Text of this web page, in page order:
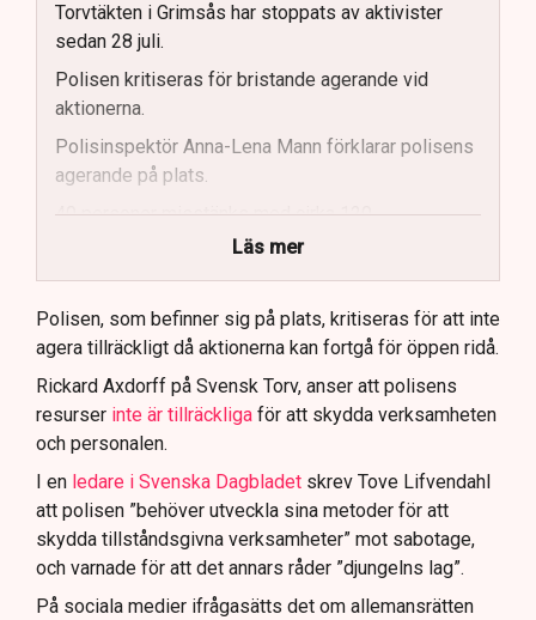
Torvtäkten i Grimsås har stoppats av aktivister
sedan 28 juli.
Polisen kritiseras för bristande agerande vid
aktionerna.
Polisinspektör Anna-Lena Mann förklarar polisens
agerande på plats.
40 personer misstänks med cirka 120
brottsmisstankar kopplade.
Polisen använder drönare och uniformerad polis
för att dokumentera bevis.
Samtidigt är polisarbetet komplext när det gäller
att navigera juridiska rättigheter och gränser.
Läs mer
Polisen, som befinner sig på plats, kritiseras för att inte
agera tillräckligt då aktionerna kan fortgå för öppen ridå.
Rickard Axdorff på Svensk Torv, anser att polisens
resurser inte är tillräckliga för att skydda verksamheten
och personalen.
I en ledare i Svenska Dagbladet skrev Tove Lifvendahl
att polisen ”behöver utveckla sina metoder för att
skydda tillståndsgivna verksamheter” mot sabotage,
och varnade för att det annars råder ”djungelns lag”.
På sociala medier ifrågasätts det om allemansrätten